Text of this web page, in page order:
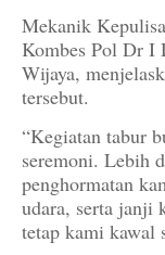
Mekanik
Kombes Pol Dr I
Wijaya,
tersebut.
“Kegiatan tabur
seremoni. Lebih
penghormatan
udara, serta janji
tetap kami kawal